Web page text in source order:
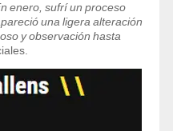
enero, sufrí un proceso
una ligera alteración
y observación hasta